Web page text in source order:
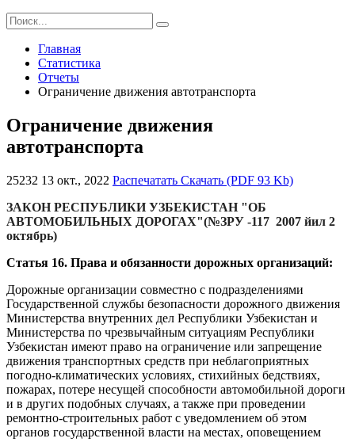
Главная
Статистика
Отчеты
Ограничение движения автотранспорта
Ограничение движения
автотранспорта
25232 13 окт., 2022 Распечатать Скачать (PDF 93 Kb)
ЗАКОН РЕСПУБЛИКИ УЗБЕКИСТАН "ОБ
АВТОМОБИЛЬНЫХ ДОРОГАХ"(№ЗРУ -117 2007 йил 2
октябрь)
Статья 16. Права и обязанности дорожных организаций:
Дорожные организации совместно с подразделениями
Государственной службы безопасности дорожного движения
Министерства внутренних дел Республики Узбекистан и
Министерства по чрезвычайным ситуациям Республики
Узбекистан имеют право на ограничение или запрещение
движения транспортных средств при неблагоприятных
погодно-климатических условиях, стихийных бедствиях,
пожарах, потере несущей способности автомобильной дороги
и в других подобных случаях, а также при проведении
ремонтно-строительных работ с уведомлением об этом
органов государственной власти на местах, оповещением